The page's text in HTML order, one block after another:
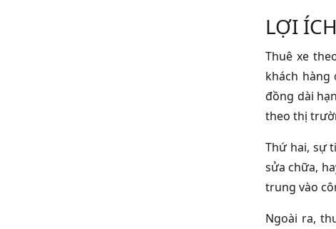
LỢI
Thuê xe
khách hàng
đồng dài
theo thị
Thứ hai, sự
sửa chữa,
trung vào
Ngoài ra,